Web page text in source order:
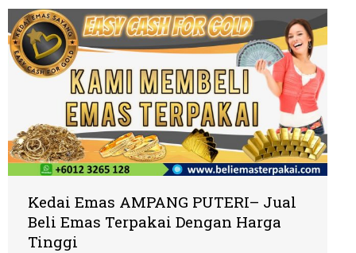
Kedai Emas AMPANG PUTERI– Jual
Beli Emas Terpakai Dengan Harga
Tinggi